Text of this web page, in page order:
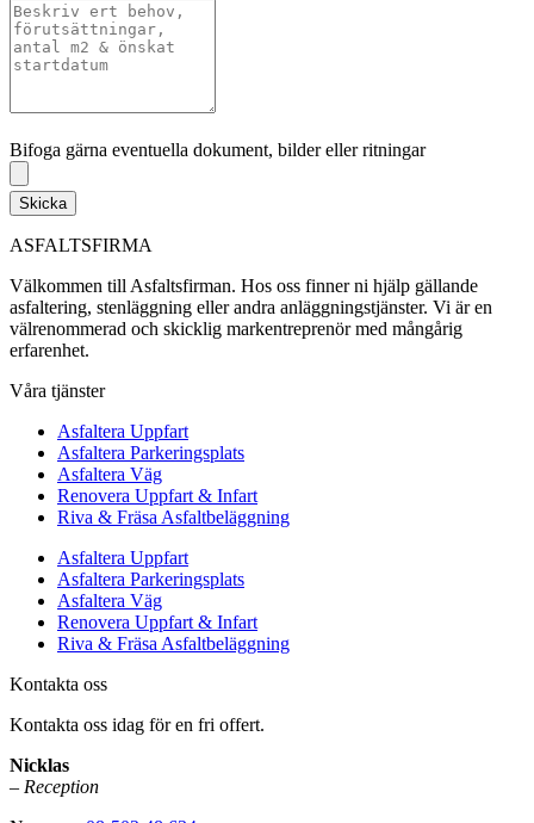
Bifoga gärna eventuella dokument, bilder eller ritningar
Skicka
ASFALTSFIRMA
Välkommen till Asfaltsfirman. Hos oss finner ni hjälp gällande
asfaltering, stenläggning eller andra anläggningstjänster. Vi är en
välrenommerad och skicklig markentreprenör med mångårig
erfarenhet.
Våra tjänster
Asfaltera Uppfart
Asfaltera Parkeringsplats
Asfaltera Väg
Renovera Uppfart & Infart
Riva & Fräsa Asfaltbeläggning
Asfaltera Uppfart
Asfaltera Parkeringsplats
Asfaltera Väg
Renovera Uppfart & Infart
Riva & Fräsa Asfaltbeläggning
Kontakta oss
Kontakta oss idag för en fri offert.
Nicklas
– Reception